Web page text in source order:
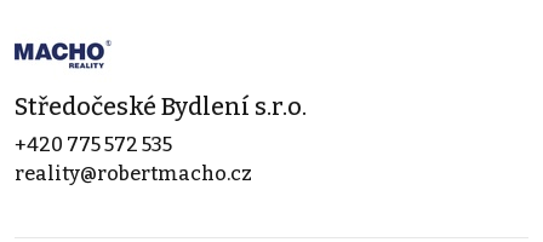
Středočeské Bydlení s.r.o.
+420 775 572 535
reality@robertmacho.cz